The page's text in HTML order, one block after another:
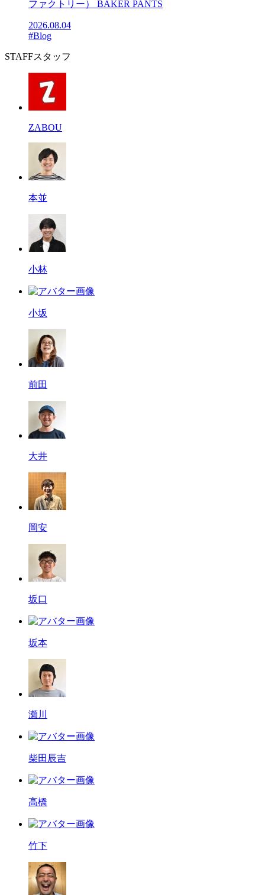
ファクトリー） BAKER PANTS
2026.08.04
#Blog
STAFFスタッフ
ZABOU
本並
小林
小坂
前田
大井
岡安
坂口
坂本
瀬川
柴田辰吉
高橋
竹下